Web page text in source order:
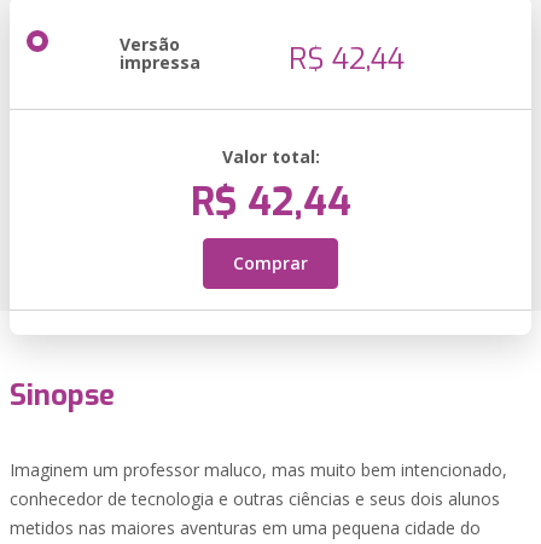
Versão
impressa R$ 42,44
Valor total:
R$ 42,44
Comprar
Sinopse
Imaginem um professor maluco, mas muito bem intencionado,
conhecedor de tecnologia e outras ciências e seus dois alunos
metidos nas maiores aventuras em uma pequena cidade do